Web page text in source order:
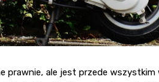
prawnie, ale jest przede